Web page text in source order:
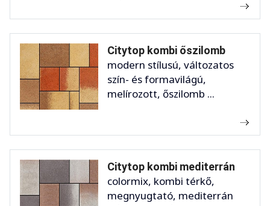
Citytop kombi őszilomb
modern stílusú, változatos
szín- és formavilágú,
melírozott, őszilomb ...
Citytop kombi mediterrán
colormix, kombi térkő,
megnyugtató, mediterrán